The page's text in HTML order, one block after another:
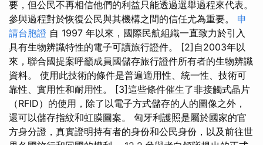
要，但公民不再相信他們的利益只能透過選舉過程來代表。
參與過程對於恢復公民與其機構之間的信任尤為重要。 申
請台胞證 自 1997 年以來，國際民航組織一直致力於引入
具有生物辨識特性的電子可讀旅行證件。 [2]自2003年以
來，聯合國提案呼籲成員國儲存旅行證件所有者的生物辨識
資料。 使用此技術的條件是普遍適用性、統一性、技術可
靠性、實用性和耐用性。 [3]這些條件催生了非接觸式晶片
（RFID）的使用，除了以電子方式儲存的人的圖像之外，
還可以儲存指紋和虹膜圖案。 匈牙利護照是屬於國家的官
方身分證，真實證明持有者的身份和公民身份，以及前往世